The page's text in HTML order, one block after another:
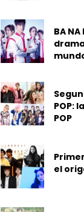
BA
POP:
POP
el